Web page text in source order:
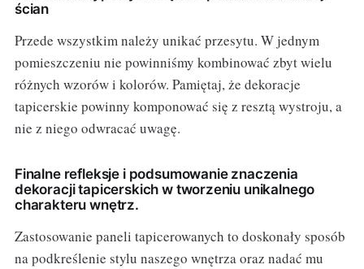
ścian
Przede wszystkim należy unikać przesytu. W jednym
pomieszczeniu nie powinniśmy kombinować zbyt wielu
różnych wzorów i kolorów. Pamiętaj, że dekoracje
tapicerskie powinny komponować się z resztą wystroju, a
nie z niego odwracać uwagę.
Finalne refleksje i podsumowanie znaczenia
dekoracji tapicerskich w tworzeniu unikalnego
charakteru wnętrz.
Zastosowanie paneli tapicerowanych to doskonały sposób
na podkreślenie stylu naszego wnętrza oraz nadać mu